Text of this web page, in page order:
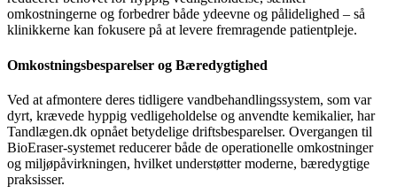
omkostningerne og forbedrer både ydeevne og pålidelighed – så
klinikkerne kan fokusere på at levere fremragende patientpleje.
Omkostningsbesparelser og Bæredygtighed
Ved at afmontere deres tidligere vandbehandlingssystem, som var
dyrt, krævede hyppig vedligeholdelse og anvendte kemikalier, har
Tandlægen.dk opnået betydelige driftsbesparelser. Overgangen til
BioEraser-systemet reducerer både de operationelle omkostninger
og miljøpåvirkningen, hvilket understøtter moderne, bæredygtige
praksisser.